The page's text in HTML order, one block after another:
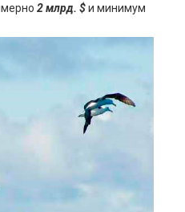
2 млрд. $и минимум